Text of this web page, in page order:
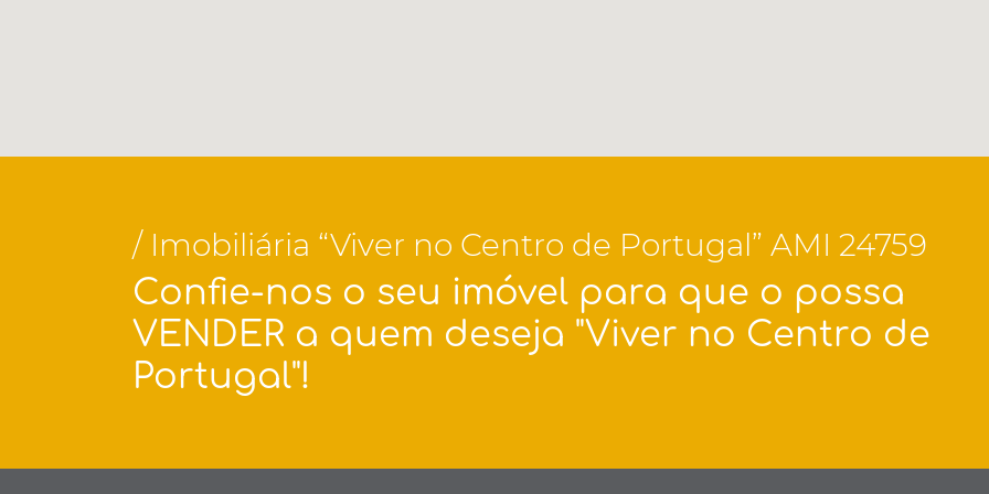
/ Imobiliária “Viver no Centro de Portugal” AMI 24759
Confie-nos o seu imóvel para que o possa
VENDER a quem deseja "Viver no Centro de
Portugal"!